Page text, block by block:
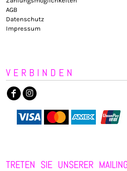
AGB
Datenschutz
Impressum
VERBINDEN
TRETEN SIE UNSERER